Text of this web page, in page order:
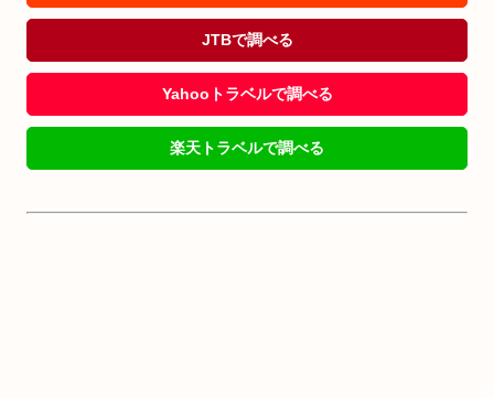
JTBで調べる
Yahooトラベルで調べる
楽天トラベルで調べる